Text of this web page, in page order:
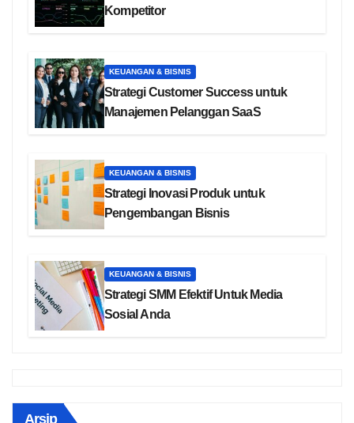
Kompetitor
KEUANGAN & BISNIS
Strategi Customer Success untuk
Manajemen Pelanggan SaaS
KEUANGAN & BISNIS
Strategi Inovasi Produk untuk
Pengembangan Bisnis
KEUANGAN & BISNIS
Strategi SMM Efektif Untuk Media
Sosial Anda
Arsip